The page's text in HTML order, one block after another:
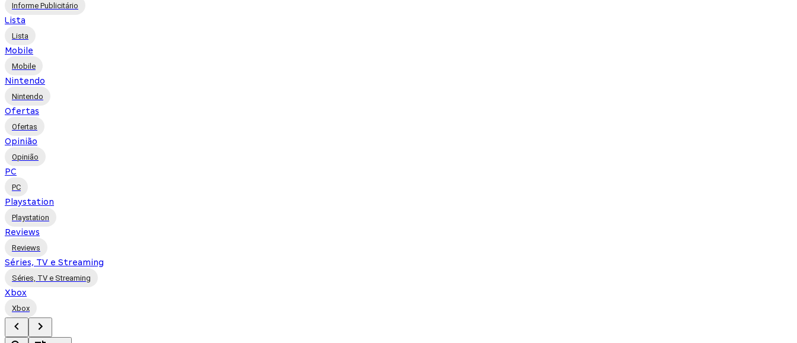
Informe Publicitário
Lista
Lista
Mobile
Mobile
Nintendo
Nintendo
Ofertas
Ofertas
Opinião
Opinião
PC
PC
Playstation
Playstation
Reviews
Reviews
Séries, TV e Streaming
Séries, TV e Streaming
Xbox
Xbox